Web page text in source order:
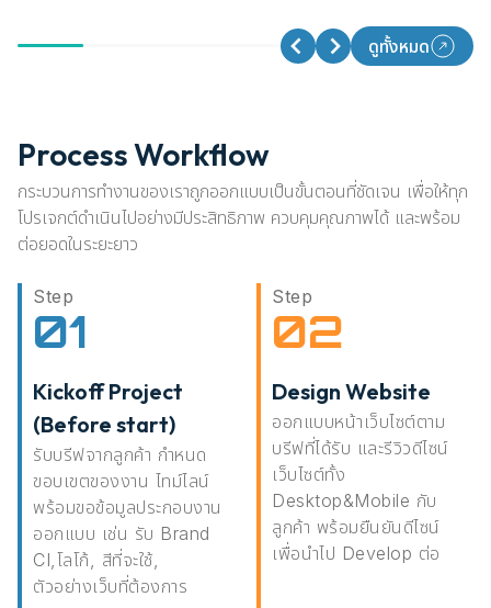
ดูทั้งหมด
Process Workflow
กระบวนการทำงานของเราถูกออกแบบเป็นขั้นตอนที่ชัดเจน เพื่อให้ทุก
โปรเจกต์ดำเนินไปอย่างมีประสิทธิภาพ ควบคุมคุณภาพได้ และพร้อม
ต่อยอดในระยะยาว
Step
01
Kickoff Project
(Before start)
รับบรีฟจากลูกค้า กำหนด
ขอบเขตของงาน ไทม์ไลน์
พร้อมขอข้อมูลประกอบงาน
ออกแบบ เช่น รับ Brand
CI,โลโก้, สีที่จะใช้,
ตัวอย่างเว็บที่ต้องการ
Step
02
Design Website
ออกแบบหน้าเว็บไซต์ตาม
บรีฟที่ได้รับ และรีวิวดีไซน์
เว็บไซต์ทั้ง
Desktop&Mobile กับ
ลูกค้า พร้อมยืนยันดีไซน์
เพื่อนำไป Develop ต่อ